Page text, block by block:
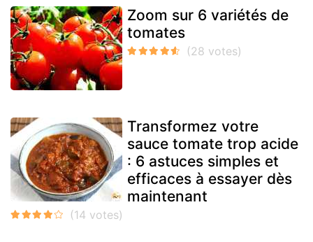
Zoom sur 6 variétés de
tomates
Transformez votre
sauce tomate trop acide
: 6 astuces simples et
efficaces à essayer dès
maintenant